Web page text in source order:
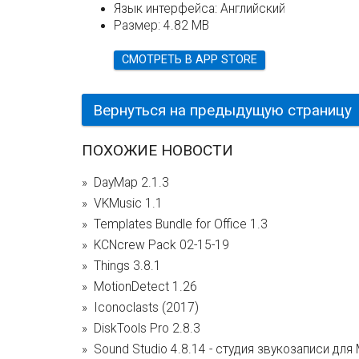
Язык интерфейса: Английский
Размер: 4.82 MB
СМОТРЕТЬ В APP STORE
Вернуться на предыдущую страницу
ПОХОЖИЕ НОВОСТИ
DayMap 2.1.3
VKMusic 1.1
Templates Bundle for Office 1.3
KCNcrew Pack 02-15-19
Things 3.8.1
MotionDetect 1.26
Iconoclasts (2017)
DiskTools Pro 2.8.3
Sound Studio 4.8.14 - студия звукозаписи для